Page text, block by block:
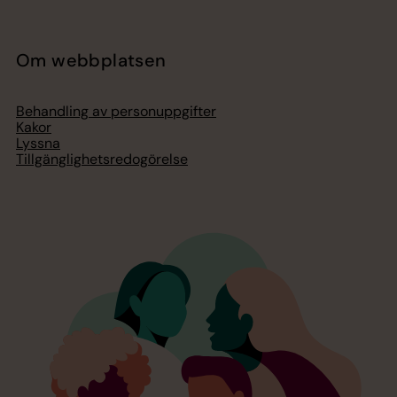
Om webbplatsen
Behandling av personuppgifter
Kakor
Lyssna
Tillgänglighetsredogörelse